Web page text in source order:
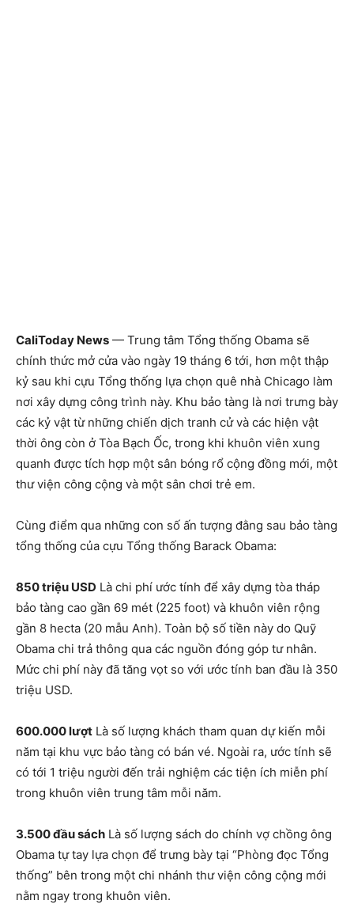
CaliToday News — Trung tâm Tổng thống Obama sẽ
chính thức mở cửa vào ngày 19 tháng 6 tới, hơn một thập
kỷ sau khi cựu Tổng thống lựa chọn quê nhà Chicago làm
nơi xây dựng công trình này. Khu bảo tàng là nơi trưng bày
các kỷ vật từ những chiến dịch tranh cử và các hiện vật
thời ông còn ở Tòa Bạch Ốc, trong khi khuôn viên xung
quanh được tích hợp một sân bóng rổ cộng đồng mới, một
thư viện công cộng và một sân chơi trẻ em.
Cùng điểm qua những con số ấn tượng đằng sau bảo tàng
tổng thống của cựu Tổng thống Barack Obama:
850 triệu USD Là chi phí ước tính để xây dựng tòa tháp
bảo tàng cao gần 69 mét (225 foot) và khuôn viên rộng
gần 8 hecta (20 mẫu Anh). Toàn bộ số tiền này do Quỹ
Obama chi trả thông qua các nguồn đóng góp tư nhân.
Mức chi phí này đã tăng vọt so với ước tính ban đầu là 350
triệu USD.
600.000 lượt Là số lượng khách tham quan dự kiến mỗi
năm tại khu vực bảo tàng có bán vé. Ngoài ra, ước tính sẽ
có tới 1 triệu người đến trải nghiệm các tiện ích miễn phí
trong khuôn viên trung tâm mỗi năm.
3.500 đầu sách Là số lượng sách do chính vợ chồng ông
Obama tự tay lựa chọn để trưng bày tại “Phòng đọc Tổng
thống” bên trong một chi nhánh thư viện công cộng mới
nằm ngay trong khuôn viên.